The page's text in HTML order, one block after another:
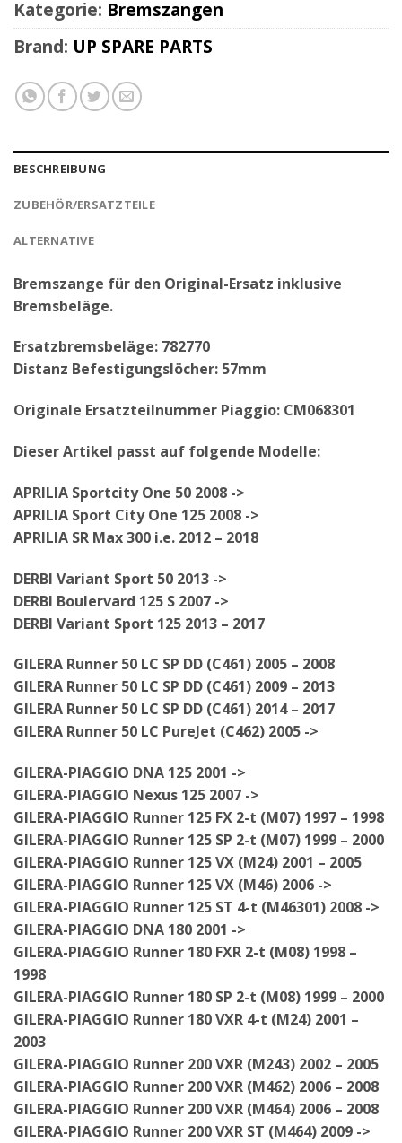
Kategorie: Bremszangen
Brand: UP SPARE PARTS
BESCHREIBUNG
ZUBEHÖR/ERSATZTEILE
ALTERNATIVE
Bremszange für den Original-Ersatz inklusive
Bremsbeläge.
Ersatzbremsbeläge: 782770
Distanz Befestigungslöcher: 57mm
Originale Ersatzteilnummer Piaggio: CM068301
Dieser Artikel passt auf folgende Modelle:
APRILIA Sportcity One 50 2008 ->
APRILIA Sport City One 125 2008 ->
APRILIA SR Max 300 i.e. 2012 – 2018
DERBI Variant Sport 50 2013 ->
DERBI Boulervard 125 S 2007 ->
DERBI Variant Sport 125 2013 – 2017
GILERA Runner 50 LC SP DD (C461) 2005 – 2008
GILERA Runner 50 LC SP DD (C461) 2009 – 2013
GILERA Runner 50 LC SP DD (C461) 2014 – 2017
GILERA Runner 50 LC PureJet (C462) 2005 ->
GILERA-PIAGGIO DNA 125 2001 ->
GILERA-PIAGGIO Nexus 125 2007 ->
GILERA-PIAGGIO Runner 125 FX 2-t (M07) 1997 – 1998
GILERA-PIAGGIO Runner 125 SP 2-t (M07) 1999 – 2000
GILERA-PIAGGIO Runner 125 VX (M24) 2001 – 2005
GILERA-PIAGGIO Runner 125 VX (M46) 2006 ->
GILERA-PIAGGIO Runner 125 ST 4-t (M46301) 2008 ->
GILERA-PIAGGIO DNA 180 2001 ->
GILERA-PIAGGIO Runner 180 FXR 2-t (M08) 1998 –
1998
GILERA-PIAGGIO Runner 180 SP 2-t (M08) 1999 – 2000
GILERA-PIAGGIO Runner 180 VXR 4-t (M24) 2001 –
2003
GILERA-PIAGGIO Runner 200 VXR (M243) 2002 – 2005
GILERA-PIAGGIO Runner 200 VXR (M462) 2006 – 2008
GILERA-PIAGGIO Runner 200 VXR (M464) 2006 – 2008
GILERA-PIAGGIO Runner 200 VXR ST (M464) 2009 ->